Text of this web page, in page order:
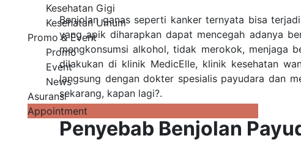
Kesehatan Gigi
Kesehatan Umum
Promo & Event
Promo
Event
News
Asuransi
Appointment
Benjolan ganas seperti kanker ternyata bisa
yang apik diharapkan dapat mencegah adanya
mengkonsumsi alkohol, tidak merokok, menjaga
dilakukan di klinik MedicElle, klinik kesehatan
langsung dengan dokter spesialis payudara dan
sekarang, kapan lagi?.
Penyebab Benjolan